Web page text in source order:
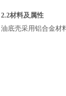
2.2材料及属性
油底壳采用铝合金材